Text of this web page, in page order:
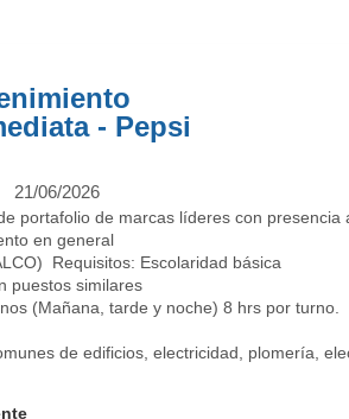
- Pepsi
21/06/2026
portafolio de marcas líderes con
en general
Requisitos: Escolaridad básica
puestos similares
(Mañana, tarde y noche) 8 hrs por turno.
de edificios, electricidad, plomería,